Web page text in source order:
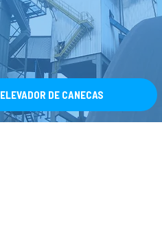
ELEVADOR DE CANECAS